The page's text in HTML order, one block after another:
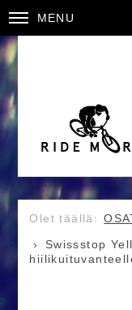
MENU
Swissstop